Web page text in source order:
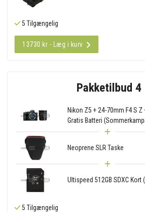
5 Tilgængelig
13730 kr - Læg i kurv
Pakketilbud 4
Nikon Z5 + 24-70mm F4 S Z
Gratis Batteri
Neoprene SLR Taske
Ultispeed 512GB SDXC Kort
5 Tilgængelig